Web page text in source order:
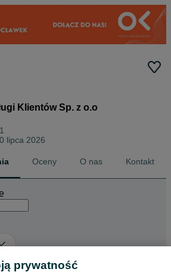
Klientów Sp. z o.o
lipca 2026
Oceny O nas Kontakt
Opcje przeglądania
prywatność